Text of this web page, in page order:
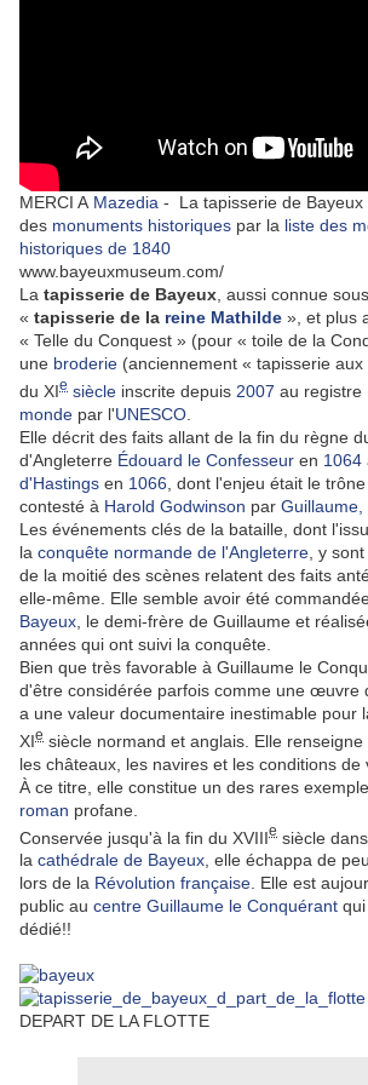
MERCI A Mazedia - La tapisserie de
des monuments historiques par la liste des
historiques de 1840
www.bayeuxmuseum.com/
La tapisserie de Bayeux , aussi connue
« tapisserie de la reine Mathilde », et plus
« Telle du Conquest » (pour « toile de la
une broderie (anciennement « tapisserie
du XIe siècle inscrite depuis 2007 au registre
monde par l'UNESCO
Elle décrit des faits allant de la fin du règne
d'Angleterre Édouard le Confesseur en 1064
d'Hastings en 1066 , dont l'enjeu était le
contesté à Harold Godwinson par
Les événements clés de la bataille, dont
la conquête normande de l'Angleterre , y
de la moitié des scènes relatent des faits
elle-même. Elle semble avoir été
Bayeux , le demi-frère de Guillaume et
années qui ont suivi la conquête.
Bien que très favorable à Guillaume le
d'être considérée parfois comme une œuvre
a une valeur documentaire inestimable pour
XIe siècle normand et anglais. Elle renseigne
les châteaux, les navires et les conditions de
À ce titre, elle constitue un des rares
roman profane.
Conservée jusqu'à la fin du XVIIIe siècle
la cathédrale de Bayeux , elle échappa de
lors de la Révolution française . Elle est
public au centre Guillaume le Conquérant
dédié!!
DEPART DE LA FLOTTE